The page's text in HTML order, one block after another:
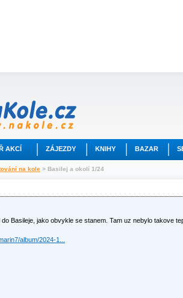
AKCÍ ZÁJEZDY KNIHY BAZAR
na kole > Basilej a okolí 1/24
Basileje, jako obvykle se stanem. Tam uz nebylo takove
album/2024-1...